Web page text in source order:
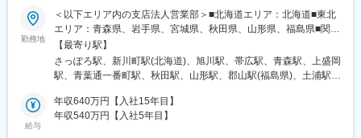
目駅、上熊谷駅、本川越駅、新越谷駅、千葉中央駅、船橋駅、本
八幡駅(総武線)、向ケ丘遊園駅、武蔵溝ノ口駅、川崎駅、伊勢佐木
長者町駅、汐入駅、金沢八景駅(京急線)、京成小岩駅、千住大橋
駅、赤羽岩淵駅、神田駅(東京都)、日暮里駅、都電雑司ケ谷駅、芦
花公園駅、大森海岸駅、京急蒲田駅、立川駅、京王八王子駅、び
わ湖浜大津駅、四条駅(京都市営)、桃山御陵前駅、高槻駅、堺筋本
町駅、ドーム前駅、我孫子町駅、河内永和駅、蛸地蔵駅、川西池
田駅、大物駅、西宮駅(ＪＲ線)、神戸三宮駅(阪急・神戸高速)、鷹
取駅、山陽姫路駅、旦過駅、黒崎駅、香椎宮前駅、櫛田神社前
勤務地
＜以下エリア内の支店法人営業部＞■北海道エリア：北海道■東北
エリア：青森県、岩手県、宮城県、秋田県、山形県、福島県■関東
エリア：茨城県、栃木県、群馬県、埼玉県、千葉県■東京エリア：
東京都■南関東エリア：神奈川県、山梨県■信越エリア：新潟県、
長野県■北陸エリア：富山県、石川県、福井県■東海エリア：岐阜
府、兵庫県、奈良県、和歌山県■中国エリア：岡山県、広島県、山
口県、鳥取県、島根県■四国エリア：徳島県、香川県、愛媛県、高
【最寄り駅】
さっぽろ駅、新川町駅(北海道)、旭川駅、帯広駅、青森駅、上盛岡
駅、青葉通一番町駅、秋田駅、山形駅、郡山駅(福島県)、土浦駅、
中央駅、柏駅、南船橋駅、日本大通り駅、八丁畷駅、藤沢駅、海
老名駅(相鉄・小田急)、甲府駅、神谷町駅、西新宿駅、入谷駅(東
給与
年収640万円【入社15年目】
年収540万円【入社5年目】